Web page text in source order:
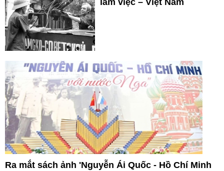
Ra mắt sách ảnh 'Nguyễn Ái Quốc - Hồ Chí Minh